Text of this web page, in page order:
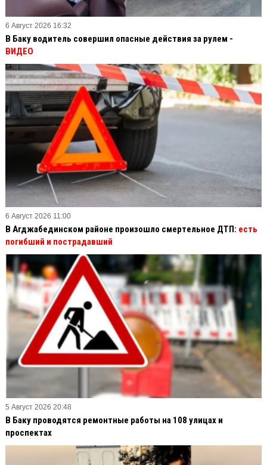
6 Август 2026 16:32
В Баку водитель совершил опасные действия за рулем -
ВИДЕО
6 Август 2026 11:00
В Агджабединском районе произошло смертельное ДТП: есть
погибший и пострадавший
5 Август 2026 20:48
В Баку проводятся ремонтные работы на 108 улицах и
проспектах